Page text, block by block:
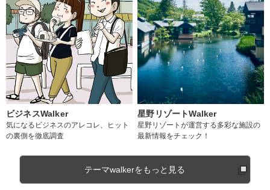
ビジネスWalker
気になるビジネスのアレコレ、ヒット
の裏側を徹底調査
星野リゾートWalker
星野リゾートが運営する多彩な施設の
最新情報をチェック！
テーマwalkerをもっと見る